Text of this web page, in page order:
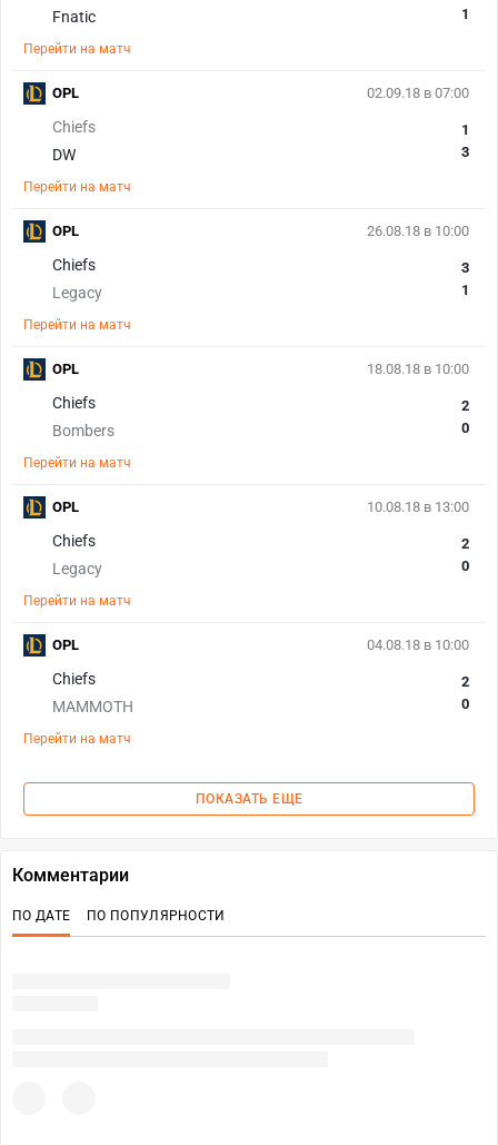
Fnatic 1
Перейти на матч
02.09.18 в 07:00
Chiefs
DW
1
3
Перейти на матч
OPL
26.08.18 в 10:00
Chiefs
Legacy
3
1
Перейти на матч
OPL
18.08.18 в 10:00
Chiefs
Bombers
2
0
Перейти на матч
OPL
10.08.18 в 13:00
Chiefs
Legacy
2
0
Перейти на матч
OPL
04.08.18 в 10:00
Chiefs
MAMMOTH
2
0
Перейти на матч
OPL
ПОКАЗАТЬ ЕЩЕ
Комментарии
ПО ДАТЕ ПО ПОПУЛЯРНОСТИ